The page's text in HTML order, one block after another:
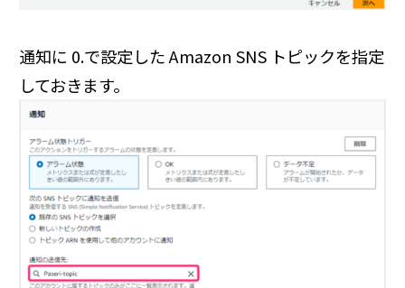
通知に 0.で設定した Amazon SNS トピックを指定
しておきます。